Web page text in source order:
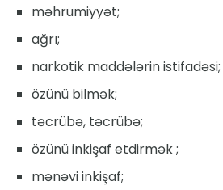
məhrumiyyət;
ağrı;
narkotik maddələrin istifadəsi;
özünü bilmək;
təcrübə, təcrübə;
özünü inkişaf etdirmək ;
mənəvi inkişaf;